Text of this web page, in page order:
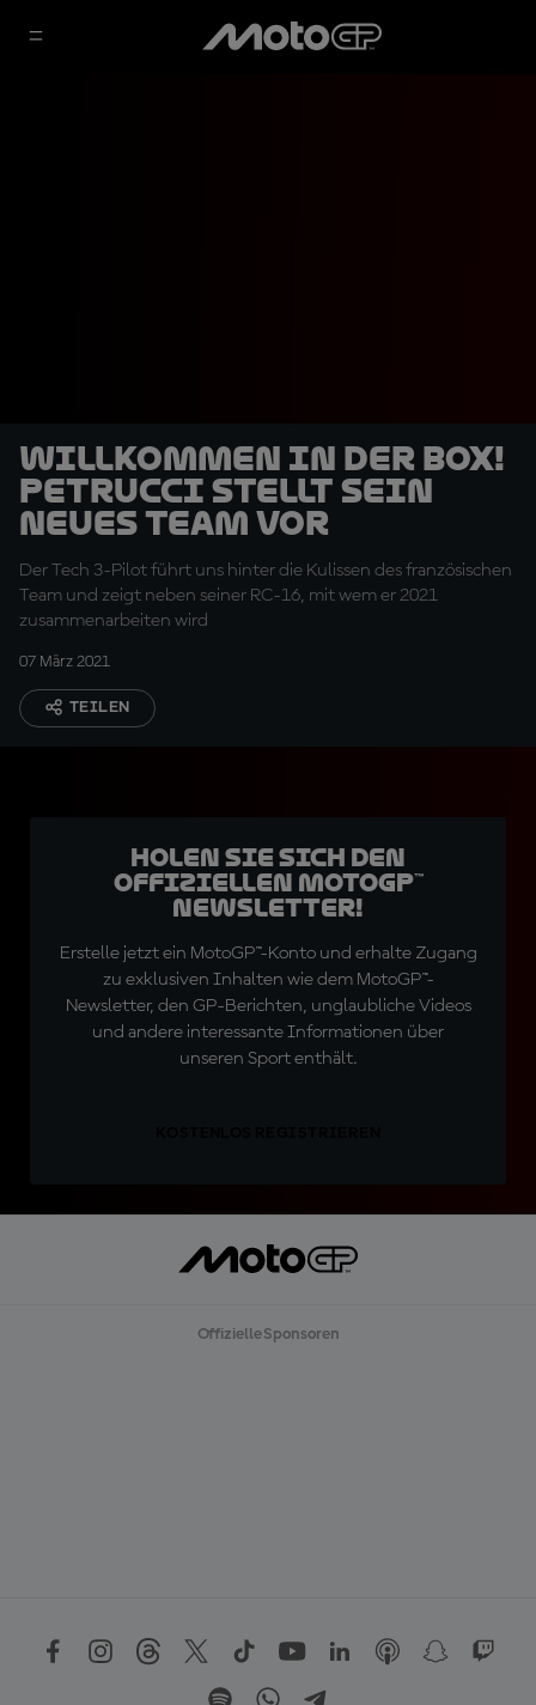
Willkommen in der Box!
Petrucci stellt sein
neues Team vor
Der Tech 3-Pilot führt uns hinter die Kulissen des französischen
Team und zeigt neben seiner RC-16, mit wem er 2021
zusammenarbeiten wird
07 März 2021
TEILEN
Holen Sie sich den
offiziellen MotoGP™
Newsletter!
Erstelle jetzt ein MotoGP™-Konto und erhalte Zugang
zu exklusiven Inhalten wie dem MotoGP™-
Newsletter, den GP-Berichten, unglaubliche Videos
und andere interessante Informationen über
unseren Sport enthält.
Offizielle Sponsoren